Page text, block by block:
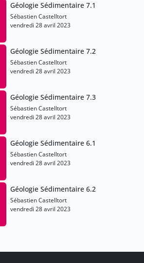
Géologie Sédimentaire 7.1
Sébastien Castelltort
vendredi 28 avril 2023
Géologie Sédimentaire 7.2
Sébastien Castelltort
vendredi 28 avril 2023
Géologie Sédimentaire 7.3
Sébastien Castelltort
vendredi 28 avril 2023
Géologie Sédimentaire 6.1
Sébastien Castelltort
vendredi 28 avril 2023
Géologie Sédimentaire 6.2
Sébastien Castelltort
vendredi 28 avril 2023